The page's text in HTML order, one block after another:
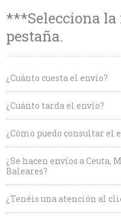
***Selecciona la
pestaña.
¿Cuánto cuesta el envío?
¿Cuánto tarda el envío?
¿Cómo puedo consultar el
¿Se hacen envíos a
Baleares?
¿Tenéis una atención al